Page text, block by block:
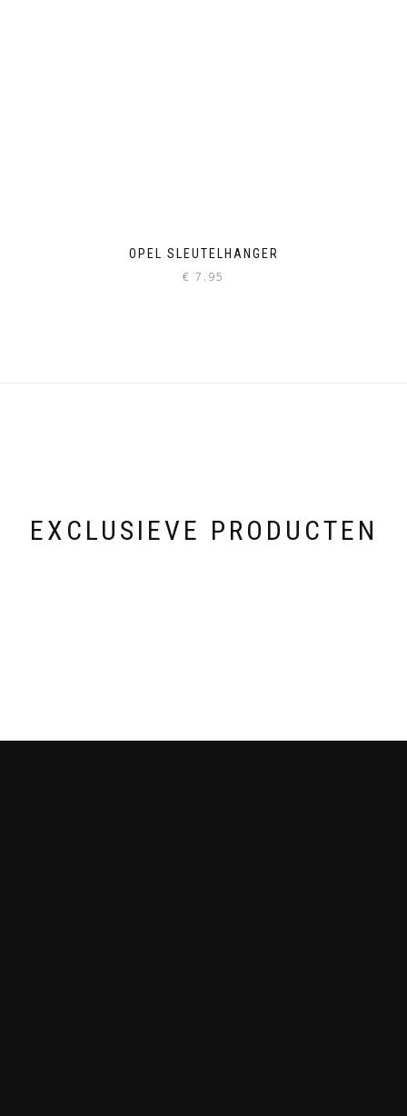
OPEL SLEUTELHANGER
€ 7.95
EXCLUSIEVE PRODUCTEN